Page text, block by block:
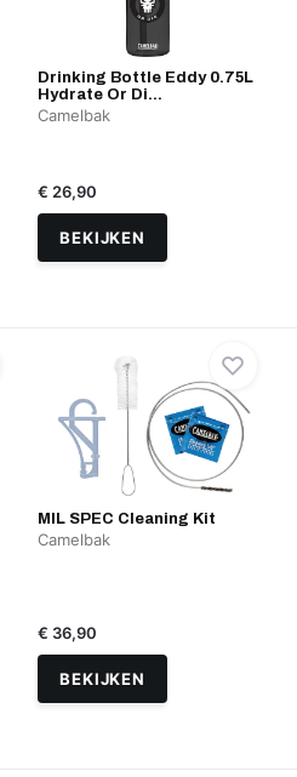
Drinking Bottle Eddy 0.75L
Hydrate Or Di...
Camelbak
€ 26,90
BEKIJKEN
MIL SPEC Cleaning Kit
Camelbak
€ 36,90
BEKIJKEN